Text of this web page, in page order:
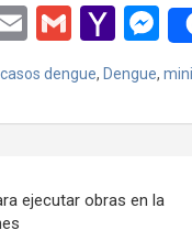
E
m
ail
G
ail
Y
h
o
M
M
es
se
n
er
casos dengue, Dengue,
ejecutar obras en la